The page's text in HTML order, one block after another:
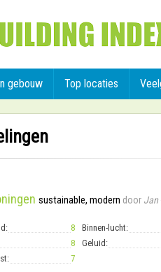
gebouw Top locaties
sustainable, modern door Jan
8 Binnen-lucht:
8 Geluid:
7